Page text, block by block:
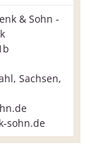
& Sohn -
Sachsen,
sohn.de